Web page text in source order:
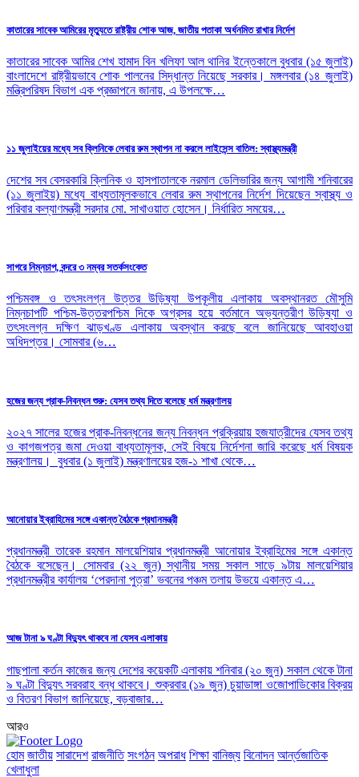
কাতারের সাবেক আমিরের মৃত্যুতে রাষ্ট্রীয় শোক আজ, জাতীয় পতাকা অর্ধনমিত রাখার নির্দেশ
কাতারের সাবেক আমির শেখ হামাদ বিন খলিফা আল থানির ইন্তেকালে বুধবার (১৫ জুলাই)
বাংলাদেশে রাষ্ট্রীয়ভাবে শোক পালনের সিদ্ধান্ত নিয়েছে সরকার। মঙ্গলবার (১৪ জুলাই)
মন্ত্রিপরিষদ বিভাগ এক প্রজ্ঞাপনে জানায়, এ উপলক্ষে…
১১ জুলাইয়ের মধ্যে সব ক্লিনিকে লেবার রুম স্থাপন না করলে লাইসেন্স বাতিল: স্বাস্থ্যমন্ত্রী
দেশের সব বেসরকারি ক্লিনিক ও হাসপাতালকে নরমাল ডেলিভারির জন্য আগামী শনিবারের
(১১ জুলাইয়) মধ্যে বাধ্যতামূলকভাবে লেবার রুম স্থাপনের নির্দেশ দিয়েছেন স্বাস্থ্য ও
পরিবার কল্যাণমন্ত্রী সরদার মো. সাখাওয়াত হোসেন। নির্ধারিত সময়ের…
সাগরে নিম্নচাপ, বন্দরে ৩ নম্বর সতর্কসংকেত
পশ্চিমবঙ্গ ও তৎসংলগ্ন উত্তর উড়িষ্যা উপকূলীয় এলাকায় অবস্থানরত মৌসুমি
নিম্নচাপটি পশ্চিম-উত্তরপশ্চিম দিকে অগ্রসর হয়ে বর্তমানে অভ্যন্তরীণ উড়িষ্যা ও
তৎসংলগ্ন দক্ষিণ ঝাড়খণ্ড এলাকায় অবস্থান করছে বলে জানিয়েছে আবহাওয়া
অধিদপ্তর। সোমবার (৬…
হজের জন্য প্রাক-নিবন্ধন শুরু: যেসব তথ্য দিতে বলেছে ধর্ম মন্ত্রণালয়
২০২৭ সালের হজের প্রাক-নিবন্ধনের জন্য নিবন্ধন প্রক্রিয়ায় হজযাত্রীদের যেসব তথ্য
ও কাগজপত্র জমা দেওয়া বাধ্যতামূলক, সেই বিষয়ে নির্দেশনা জারি করেছে ধর্ম বিষয়ক
মন্ত্রণালয়। বুধবার (১ জুলাই) মন্ত্রণালয়ের হজ-১ শাখা থেকে…
আনোয়ার ইব্রাহিমের সঙ্গে একান্ত বৈঠকে প্রধানমন্ত্রী
প্রধানমন্ত্রী তারেক রহমান মালয়েশিয়ার প্রধানমন্ত্রী আনোয়ার ইব্রাহিমের সঙ্গে একান্ত
বৈঠকে বসেছেন। সোমবার (২২ জুন) স্থানীয় সময় সকাল সাড়ে ৯টায় মালয়েশিয়ার
প্রধানমন্ত্রীর কার্যালয় ‘পেরদানা পুত্রা’ ভবনের পঞ্চম তলায় উভয়ে একান্ত এ…
আজ টানা ৯ ঘণ্টা বিদ্যুৎ থাকবে না যেসব এলাকায়
গাছপালা কর্তন কাজের জন্য দেশের কয়েকটি এলাকায় শনিবার (২০ জুন) সকাল থেকে টানা
৯ ঘণ্টা বিদ্যুৎ সরবরাহ বন্ধ থাকবে। শুক্রবার (১৯ জুন) চুয়াডাঙ্গা ওজোপাডিকোর বিক্রয়
ও বিতরণ বিভাগ জানিয়েছে, বড়বাজার…
আরও
হোম জাতীয় সারাদেশ রাজনীতি সংগঠন অপরাধ শিক্ষা বানিজ্য বিনোদন আর্ন্তজাতিক
খেলাধুলা